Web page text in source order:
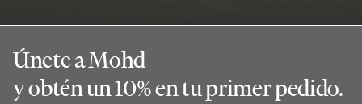
Únete a Mohd
y obtén un 10% en tu primer pedido.